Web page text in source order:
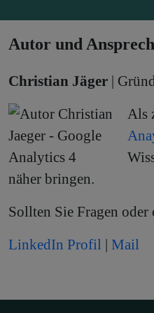
Autor und
Christian Jäger |
Als
näher bringen.
Sollten Sie Fragen oder
LinkedIn Profil | Mail